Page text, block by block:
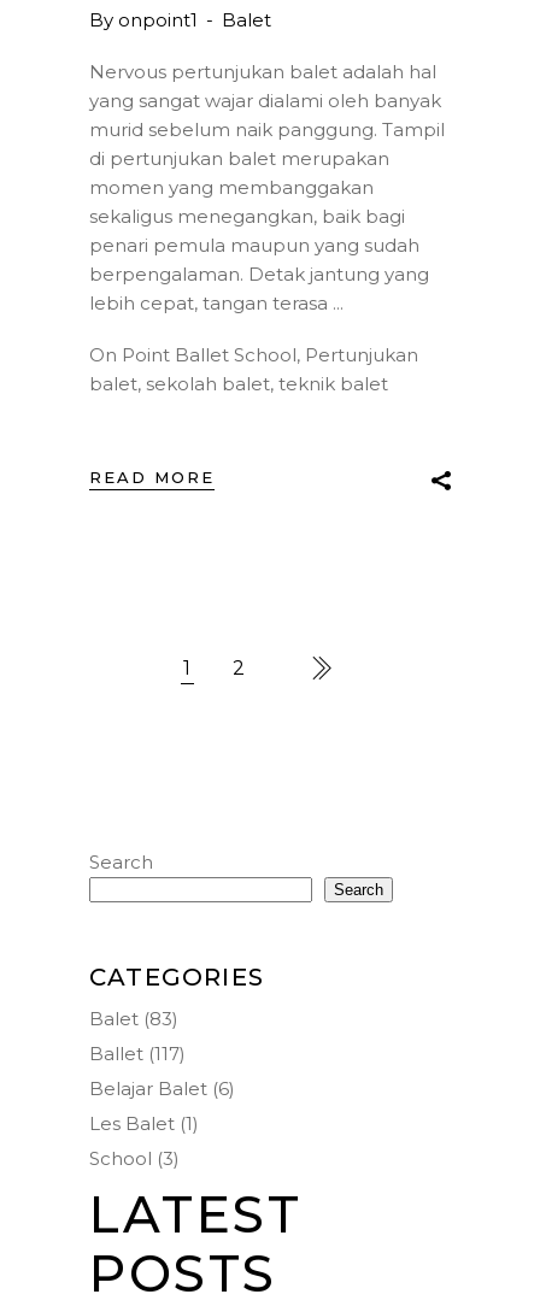
By onpoint1 Balet
Nervous pertunjukan balet adalah hal
yang sangat wajar dialami oleh banyak
murid sebelum naik panggung. Tampil
di pertunjukan balet merupakan
momen yang membanggakan
sekaligus menegangkan, baik bagi
penari pemula maupun yang sudah
berpengalaman. Detak jantung yang
lebih cepat, tangan terasa
On Point Ballet School, Pertunjukan
balet, sekolah balet, teknik balet
READ MORE
1 2
Search
Search
CATEGORIES
Balet (83)
Ballet (117)
Belajar Balet (6)
Les Balet (1)
School (3)
LATEST
POSTS